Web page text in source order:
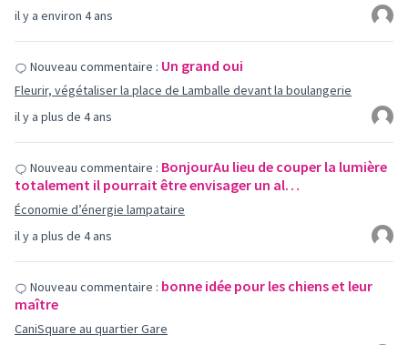
il y a environ 4 ans
il y a plus de 4 ans
Nouveau commentaire : Un grand oui
Fleurir, végétaliser la place de Lamballe devant la boulangerie
il y a plus de 4 ans
Nouveau commentaire : BonjourAu lieu de couper la lumière
totalement il pourrait être envisager un al…
Économie d’énergie lampataire
Nouveau commentaire : bonne idée pour les chiens et leur
maître
CaniSquare au quartier Gare